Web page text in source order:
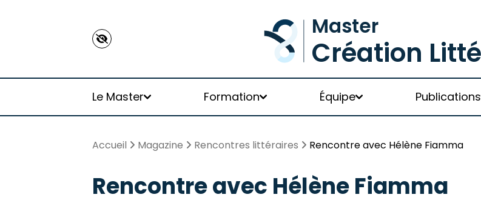
Le Master Formation Équipe Publications
Présentation
Brochure
Équipe enseignante
Publications diplômé·es
Radio Brouhaha
Nos Diplomé.e.s
Accueil Magazine Rencontres littéraires Rencontre avec Hélène Fiamma
Rencontre avec Hélène Fiamma